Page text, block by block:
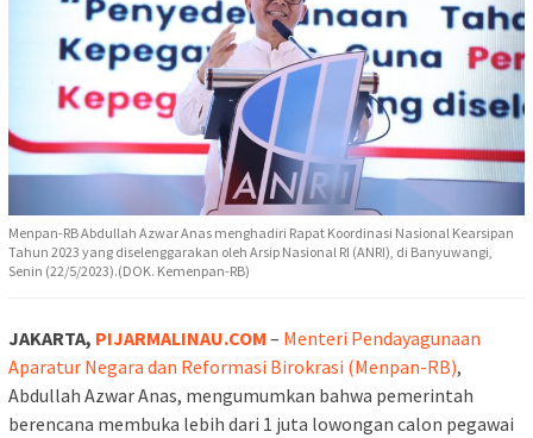
Menpan-RB Abdullah Azwar Anas menghadiri Rapat Koordinasi Nasional Kearsipan
Tahun 2023 yang diselenggarakan oleh Arsip Nasional RI (ANRI), di Banyuwangi,
Senin (22/5/2023).(DOK. Kemenpan-RB)
JAKARTA, PIJARMALINAU.COM – Menteri Pendayagunaan
Aparatur Negara dan Reformasi Birokrasi (Menpan-RB),
Abdullah Azwar Anas, mengumumkan bahwa pemerintah
berencana membuka lebih dari 1 juta lowongan calon pegawai